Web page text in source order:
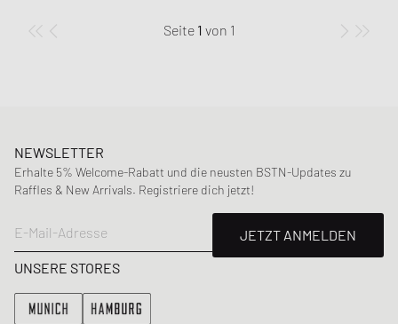
Seite 1 von 1
NEWSLETTER
Erhalte 5% Welcome-Rabatt und die neusten BSTN-Updates zu
Raffles & New Arrivals. Registriere dich jetzt!
E-Mail-Adresse
JETZT ANMELDEN
UNSERE STORES